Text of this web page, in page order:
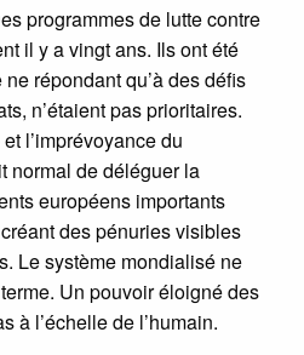
programmes de lutte contre
il y a vingt ans. Ils ont été
répondant qu’à des défis
n’étaient pas prioritaires.
l’imprévoyance du
normal de déléguer la
européens importants
des pénuries visibles
Le système mondialisé ne
Un pouvoir éloigné des
à l’échelle de l’humain.